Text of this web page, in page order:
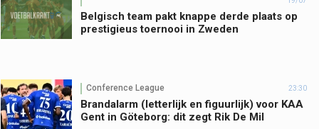
Belgisch team pakt knappe derde plaats op
prestigieus toernooi in Zweden
Conference League 23:30
Brandalarm (letterlijk en figuurlijk) voor KAA
Gent in Göteborg: dit zegt Rik De Mil